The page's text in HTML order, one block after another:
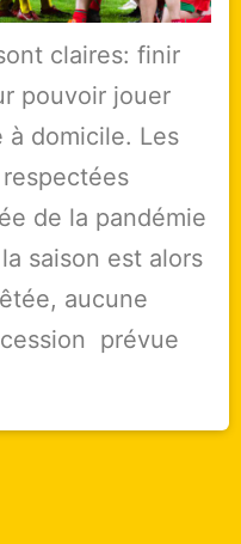
claires: finir
pouvoir jouer
domicile. Les
de la pandémie
saison est alors
aucune
prévue